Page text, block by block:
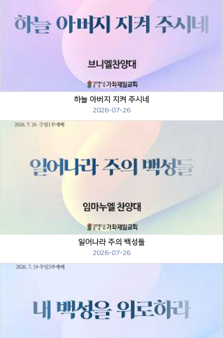
하늘 아버지 지켜 주시네
2026-07-26
일어나라 주의 백성들
2026-07-26